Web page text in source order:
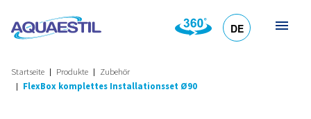
DE
Startseite Produkte
Zubehör
FlexBox komplettes Installationsset Ø90